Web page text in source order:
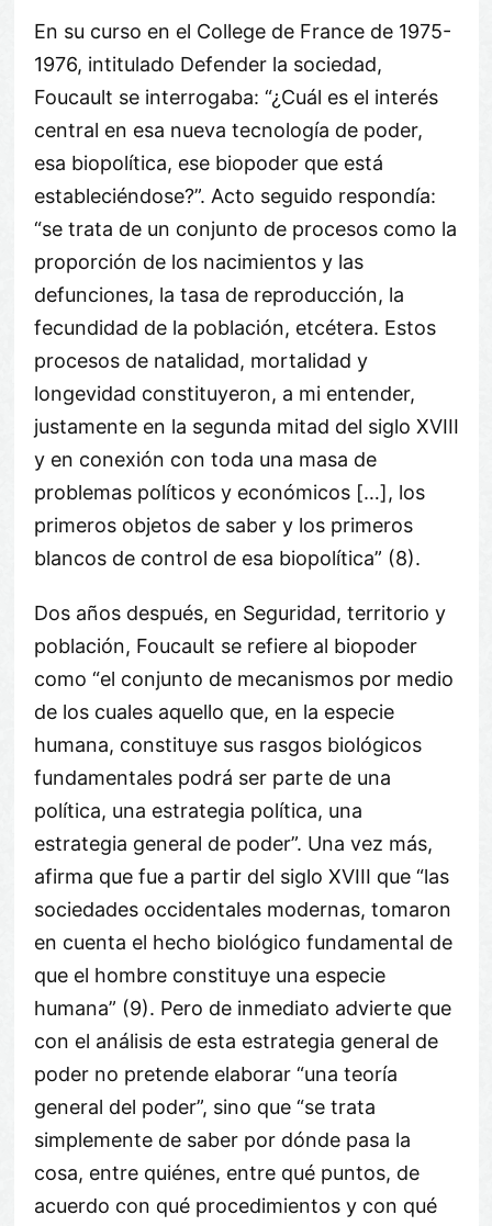
En su curso en el College de France de 1975-
1976, intitulado Defender la sociedad,
Foucault se interrogaba: “¿Cuál es el interés
central en esa nueva tecnología de poder,
esa biopolítica, ese biopoder que está
estableciéndose?”. Acto seguido respondía:
“se trata de un conjunto de procesos como la
proporción de los nacimientos y las
defunciones, la tasa de reproducción, la
fecundidad de la población, etcétera. Estos
procesos de natalidad, mortalidad y
longevidad constituyeron, a mi entender,
justamente en la segunda mitad del siglo XVIII
y en conexión con toda una masa de
problemas políticos y económicos […], los
primeros objetos de saber y los primeros
blancos de control de esa biopolítica” (8).
Dos años después, en Seguridad, territorio y
población, Foucault se refiere al biopoder
como “el conjunto de mecanismos por medio
de los cuales aquello que, en la especie
humana, constituye sus rasgos biológicos
fundamentales podrá ser parte de una
política, una estrategia política, una
estrategia general de poder”. Una vez más,
afirma que fue a partir del siglo XVIII que “las
sociedades occidentales modernas, tomaron
en cuenta el hecho biológico fundamental de
que el hombre constituye una especie
humana” (9). Pero de inmediato advierte que
con el análisis de esta estrategia general de
poder no pretende elaborar “una teoría
general del poder”, sino que “se trata
simplemente de saber por dónde pasa la
cosa, entre quiénes, entre qué puntos, de
acuerdo con qué procedimientos y con qué